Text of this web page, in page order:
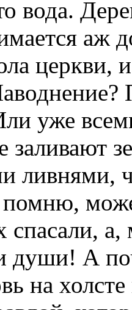
вода.
аж
церкви, и
уже
заливают
ливнями,
спасали,
души! А
на